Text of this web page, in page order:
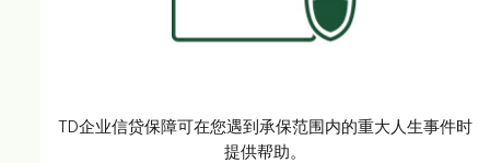
TD企业信贷保障可在您遇到承保范围内的重大人生事件时
提供帮助。